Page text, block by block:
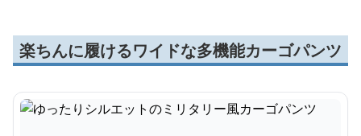
楽ちんに履けるワイドな多機能カーゴパンツ